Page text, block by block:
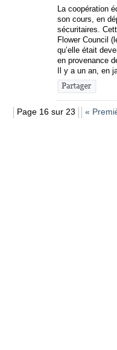
La coopération
son cours, en
sécuritaires.
Flower Council
qu’elle était
en provenance
Il y a un an, en
Page 16 sur 23 «